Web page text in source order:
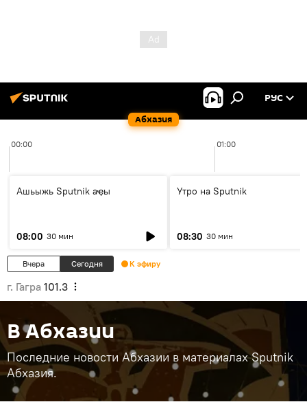
Абхазия
РУС
00:00 01:00
Ашьыжь Sputnik аҿы
08:00 30 мин
Утро на Sputnik
08:30 30 мин
Вчера Сегодня К эфиру
г. Гагра 101.3
В Абхазии
Последние новости Абхазии в материалах Sputnik
Абхазия.